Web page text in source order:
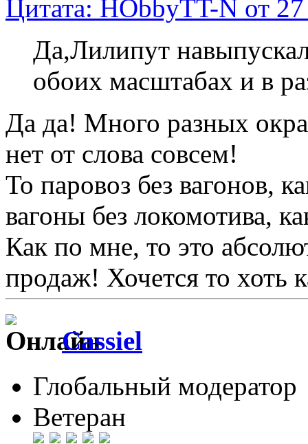
Цитата: HObbyTT-N от
Да,Лилипут
обоих масштабах и в
Да да! Много разных
нет от слова совсем!
То паровоз без вагонов,
вагоны без локомотива,
Как по мне, то это
продаж! Хочется то хоть
Cassiel
Глобальный модератор
Ветеран